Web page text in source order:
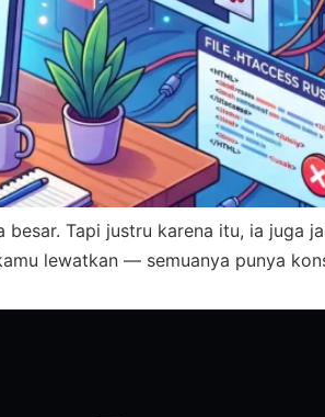
Tapi justru karena itu, ia juga
lewatkan — semuanya punya